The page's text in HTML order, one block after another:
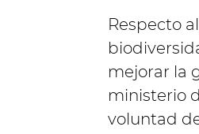
Respecto
mejorar la
ministerio
voluntad